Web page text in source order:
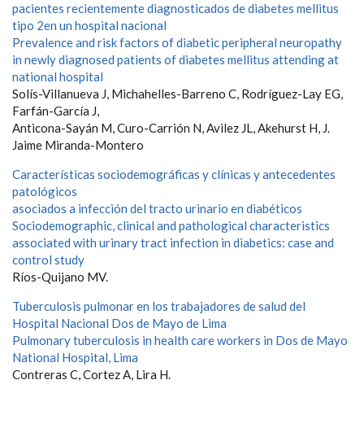
pacientes recientemente diagnosticados de diabetes mellitus
tipo 2en un hospital nacional
Prevalence and risk factors of diabetic peripheral neuropathy
in newly diagnosed patients of diabetes mellitus attending at
national hospital
Solís-Villanueva J, Michahelles-Barreno C, Rodríguez-Lay EG,
Farfán-García J,
Anticona-Sayán M, Curo-Carrión N, Avilez JL, Akehurst H, J.
Jaime Miranda-Montero
Características sociodemográficas y clínicas y antecedentes
patológicos
asociados a infección del tracto urinario en diabéticos
Sociodemographic, clinical and pathological characteristics
associated with urinary tract infection in diabetics: case and
control study
Ríos-Quijano MV.
Tuberculosis pulmonar en los trabajadores de salud del
Hospital Nacional Dos de Mayo de Lima
Pulmonary tuberculosis in health care workers in Dos de Mayo
National Hospital, Lima
Contreras C, Cortez A, Lira H.